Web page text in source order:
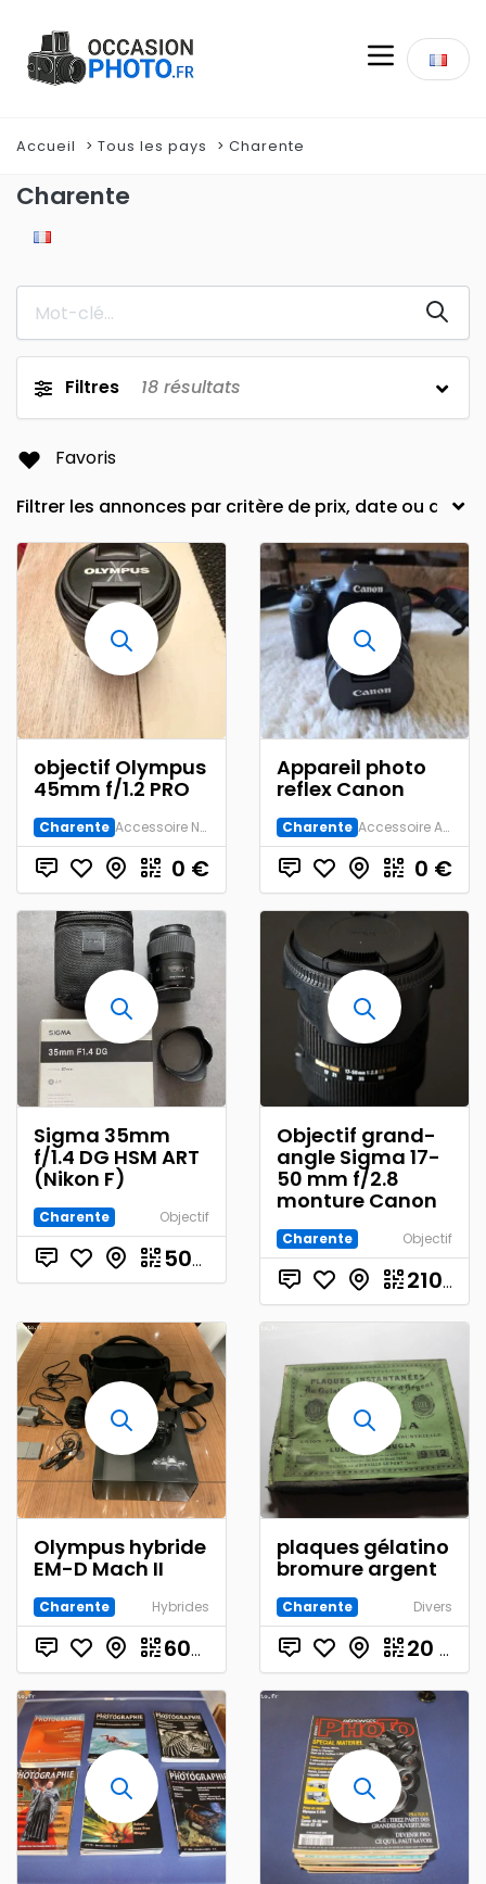
Accueil Tous les pays Charente
Charente
Filtres 18 résultats
Favoris
objectif Olympus
45mm f/1.2 PRO
Charente Accessoire Numérique
0 €
Appareil photo
reflex Canon
Charente Accessoire Argentique
0 €
Sigma 35mm
f/1.4 DG HSM ART
(Nikon F)
Charente Objectif
500.00 €
Objectif grand-
angle Sigma 17-
50 mm f/2.8
monture Canon
Charente Objectif
210.00
Olympus hybride
EM-D Mach II
Charente Hybrides
600.00
plaques gélatino
bromure argent
Charente Divers
20